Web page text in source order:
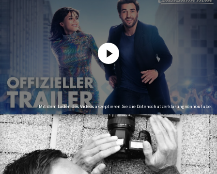
Mit dem Laden des Videos akzeptieren Sie die Datenschutzerklärung von YouTube.